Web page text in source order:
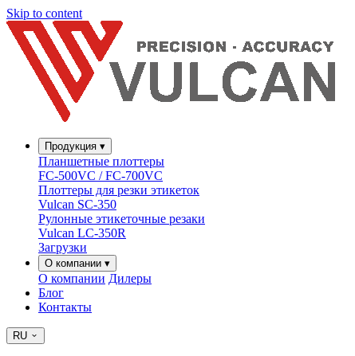
Skip to content
Продукция ▾
Планшетные плоттеры
FC-500VC / FC-700VC
Плоттеры для резки этикеток
Vulcan SC-350
Рулонные этикеточные резаки
Vulcan LC-350R
Загрузки
О компании ▾
О компании Дилеры
Блог
Контакты
RU